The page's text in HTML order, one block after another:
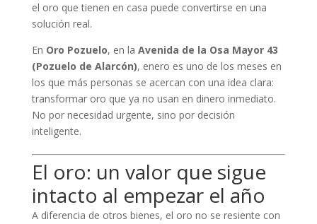
el oro que tienen en casa puede convertirse en una
solución real.
En Oro Pozuelo, en la Avenida de la Osa Mayor 43
(Pozuelo de Alarcón), enero es uno de los meses en
los que más personas se acercan con una idea clara:
transformar oro que ya no usan en dinero inmediato.
No por necesidad urgente, sino por decisión
inteligente.
El oro: un valor que sigue
intacto al empezar el año
A diferencia de otros bienes, el oro no se resiente con